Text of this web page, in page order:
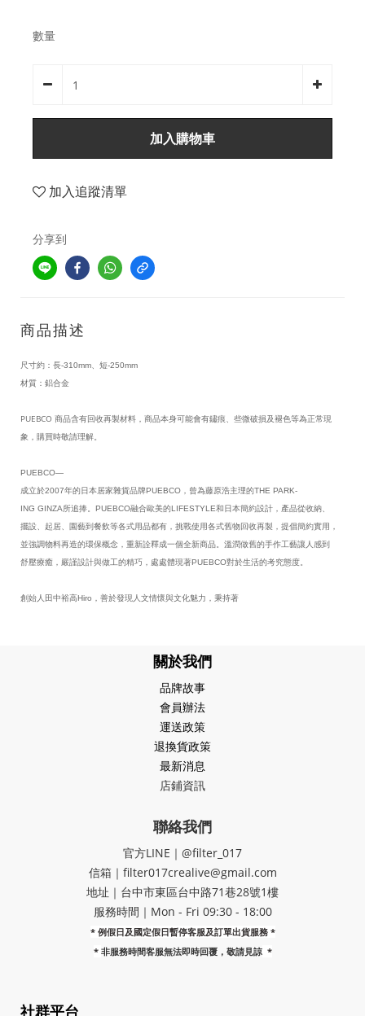
數量
加入購物車
加入追蹤清單
分享到
商品描述
尺寸約：長-310mm、短-250mm
材質：鋁合金
PUEBCO 商品含有回收再製材料，商品本身可能會有鏽痕、些微破損及褪色等為正常現
象，購買時敬請理解。
PUEBCO—
成立於2007年的日本居家雜貨品牌PUEBCO，曾為藤原浩主理的THE PARK-
ING GINZA所追捧。PUEBCO融合歐美的LIFESTYLE和日本簡約設計，產品從收納、
擺設、起居、園藝到餐飲等各式用品都有，挑戰使用各式舊物回收再製，提倡簡約實用，
並強調物料再造的環保概念，重新詮釋成一個全新商品。溫潤做舊的手作工藝讓人感到
舒壓療癒，嚴謹設計與做工的精巧，處處體現著PUEBCO對於生活的考究態度。
創始人田中裕高Hiro，善於發現人文情懷與文化魅力，秉持著
關於我們
品牌故事
會員辦法
運送政策
退換貨政策
最新消息
店鋪資訊
聯絡我們
官方LINE｜@filter_017
信箱｜filter017crealive@gmail.com
地址｜​台中市東區台中路71巷28號1樓
服務時間｜Mon - Fri 09:30 - 18:00
* 例假日及國定假日暫停客服及訂單出貨服務 *
* 非服務時間客服無法即時回覆，敬請見諒 *
社群平台